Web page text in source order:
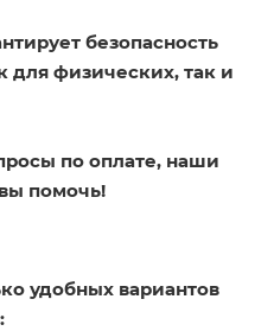
безопасность
для физических, так и
по оплате, наши
помочь!
удобных вариантов